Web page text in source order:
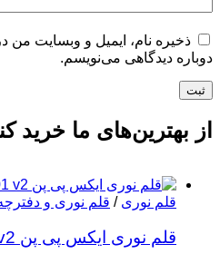
ذخیره نام، ایمیل و وبسایت من
دوباره دیدگاهی می‌نویسم.
ثبت
از بهترین‌های ما خرید
قلم نوری / قلم نوری و
قلم نوری ایکس پی پن XP Pen Deco 01 v2